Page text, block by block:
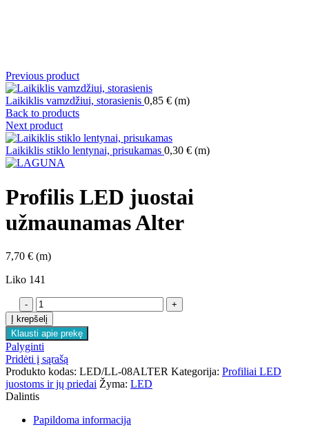
Previous product
Laikiklis vamzdžiui, storasienis 0,85 € (m)
Back to products
Next product
Laikiklis stiklo lentynai, prisukamas 0,30 € (m)
Profilis LED juostai
užmaunamas Alter
7,70 € (m)
Liko 141
produkto
kiekis:
Profilis
LED
juostai
užmaunamas
Alter
Į krepšelį
Klausti apie prekę
Palyginti
Pridėti į sąrašą
Produkto kodas: LED/LL-08ALTER Kategorija: Profiliai LED
juostoms ir jų priedai Žyma: LED
Dalintis
Papildoma informacija